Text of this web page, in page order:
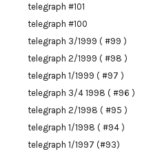
telegraph #101
telegraph #100
telegraph 3/1999 ( #99 )
telegraph 2/1999 ( #98 )
telegraph 1/1999 ( #97 )
telegraph 3/4 1998 ( #96 )
telegraph 2/1998 ( #95 )
telegraph 1/1998 ( #94 )
telegraph 1/1997 (#93)